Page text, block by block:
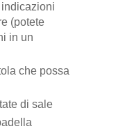
(potete
in un
che possa
di sale